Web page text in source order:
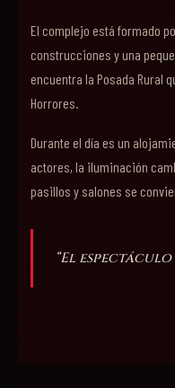
El complejo está formado
construcciones y una
encuentra la Posada Rural
Horrores.
Durante el día es un
actores, la iluminación
pasillos y salones se
“El